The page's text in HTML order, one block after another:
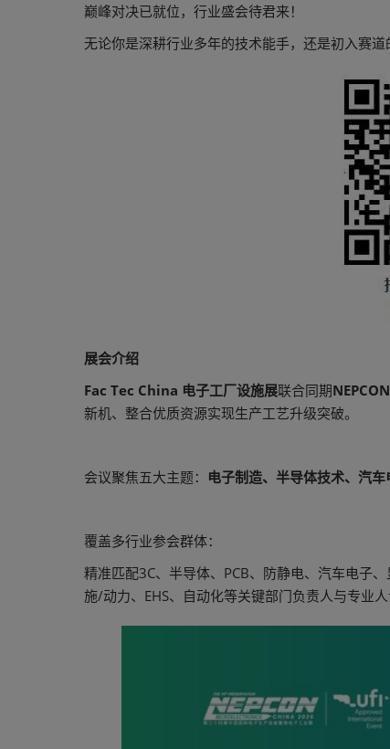
巅峰对决已就位，行业盛会待君来！
无论你是深耕行业多年的技术能手，还是初入赛
展会介绍
Fac Tec China 电子工厂设施展联合同期
新机、整合优质资源实现生产工艺升级突破。
会议聚焦五大主题： 电子制造、半导体技术、汽
覆盖多行业参会群体：
精准匹配3C、半导体、PCB、防静电、汽车电子
施/动力、EHS、自动化等关键部门负责人与专业人